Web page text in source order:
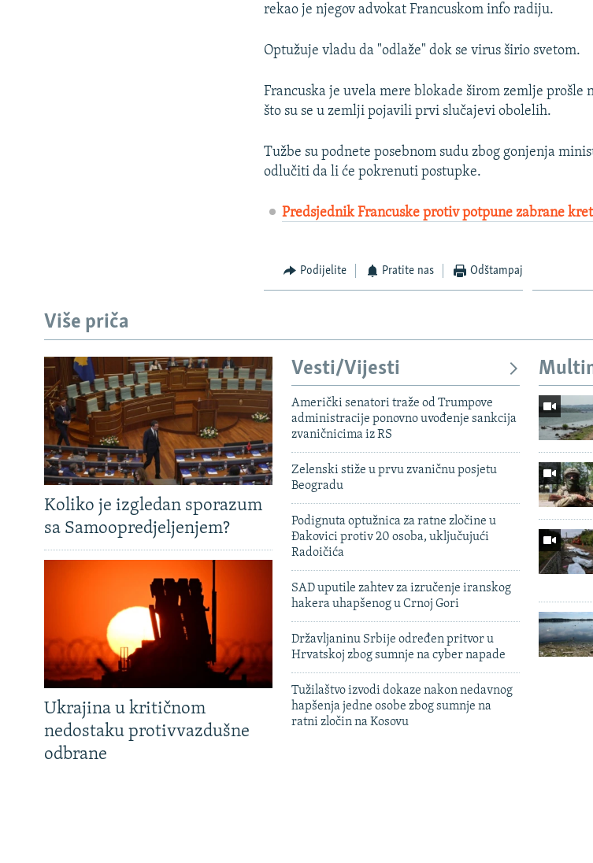
rekao je njegov advokat Francuskom info radiju.
Optužuje vladu da "odlaže" dok se virus širio svetom.
Francuska je uvela mere blokade širom zemlje prošle
što su se u zemlji pojavili prvi slučajevi obolelih.
Tužbe su podnete posebnom sudu zbog gonjenja
odlučiti da li će pokrenuti postupke.
Predsjednik Francuske protiv potpune zabrane
Podijelite Pratite nas Odštampaj
Više priča
Koliko je izgledan sporazum
sa Samoopredjeljenjem?
Ukrajina u kritičnom
nedostaku protivvazdušne
odbrane
Vesti/Vijesti
Američki senatori traže od Trumpove
administracije ponovno uvođenje sankcija
zvaničnicima iz RS
Zelenski stiže u prvu zvaničnu posjetu
Beogradu
Podignuta optužnica za ratne zločine u
Đakovici protiv 20 osoba, uključujući
Radoičića
SAD uputile zahtev za izručenje iranskog
hakera uhapšenog u Crnoj Gori
Državljaninu Srbije određen pritvor u
Hrvatskoj zbog sumnje na cyber napade
Tužilaštvo izvodi dokaze nakon nedavnog
hapšenja jedne osobe zbog sumnje na
ratni zločin na Kosovu